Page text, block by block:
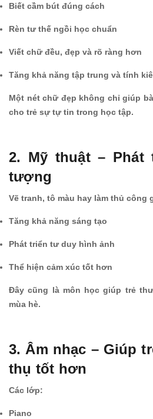
Biết cầm bút đúng cách
Rèn tư thế ngồi học chuẩn
Viết chữ đều, đẹp và rõ ràng hơn
Tăng khả năng tập trung và tính
Một nét chữ đẹp không chỉ giúp
cho trẻ sự tự tin trong học tập.
2. Mỹ thuật –
tượng
Vẽ tranh, tô màu hay làm thủ công
Tăng khả năng sáng tạo
Phát triển tư duy hình ảnh
Thể hiện cảm xúc tốt hơn
Đây cũng là môn học giúp trẻ
mùa hè.
3. Âm nhạc – Giúp
thụ tốt hơn
Các lớp:
Piano